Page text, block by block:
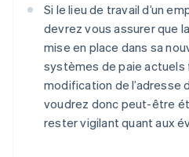
Si le lieu de travail d’un
devrez vous assurer que
mise en place dans sa
systèmes de paie
modification de l’adresse
voudrez donc peut-être
rester vigilant quant aux